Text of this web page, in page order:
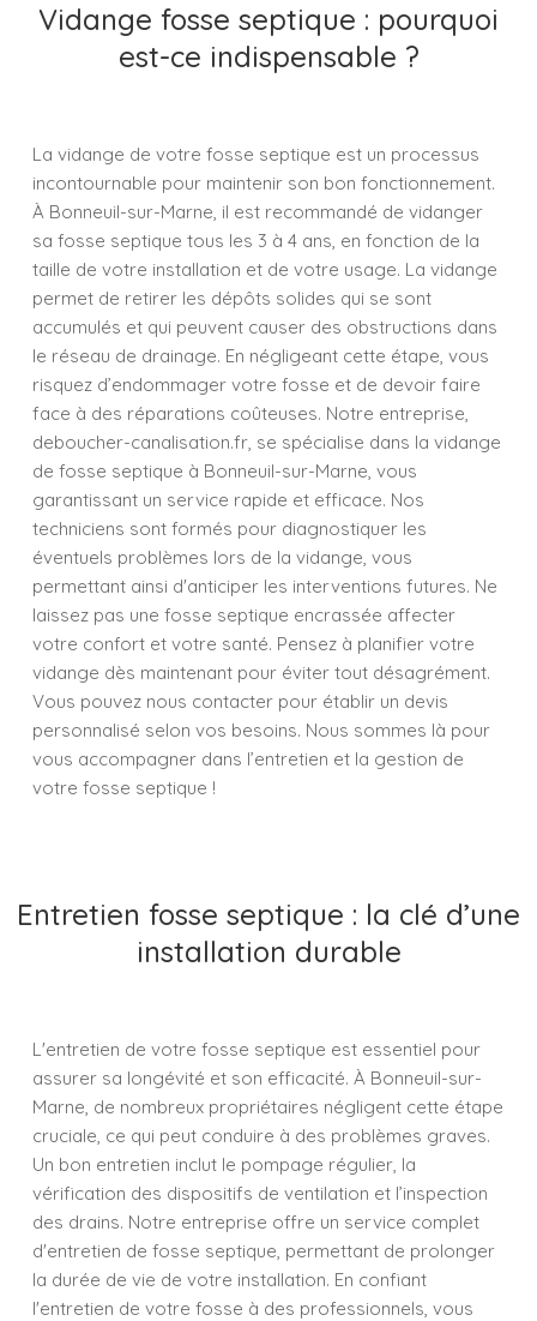
Vidange fosse septique : pourquoi
est-ce indispensable ?
La vidange de votre fosse septique est un processus
incontournable pour maintenir son bon fonctionnement.
À Bonneuil-sur-Marne, il est recommandé de vidanger
sa fosse septique tous les 3 à 4 ans, en fonction de la
taille de votre installation et de votre usage. La vidange
permet de retirer les dépôts solides qui se sont
accumulés et qui peuvent causer des obstructions dans
le réseau de drainage. En négligeant cette étape, vous
risquez d’endommager votre fosse et de devoir faire
face à des réparations coûteuses. Notre entreprise,
deboucher-canalisation.fr, se spécialise dans la vidange
de fosse septique à Bonneuil-sur-Marne, vous
garantissant un service rapide et efficace. Nos
techniciens sont formés pour diagnostiquer les
éventuels problèmes lors de la vidange, vous
permettant ainsi d'anticiper les interventions futures. Ne
laissez pas une fosse septique encrassée affecter
votre confort et votre santé. Pensez à planifier votre
vidange dès maintenant pour éviter tout désagrément.
Vous pouvez nous contacter pour établir un devis
personnalisé selon vos besoins. Nous sommes là pour
vous accompagner dans l’entretien et la gestion de
votre fosse septique !
Entretien fosse septique : la clé d’une
installation durable
L'entretien de votre fosse septique est essentiel pour
assurer sa longévité et son efficacité. À Bonneuil-sur-
Marne, de nombreux propriétaires négligent cette étape
cruciale, ce qui peut conduire à des problèmes graves.
Un bon entretien inclut le pompage régulier, la
vérification des dispositifs de ventilation et l’inspection
des drains. Notre entreprise offre un service complet
d'entretien de fosse septique, permettant de prolonger
la durée de vie de votre installation. En confiant
l'entretien de votre fosse à des professionnels, vous